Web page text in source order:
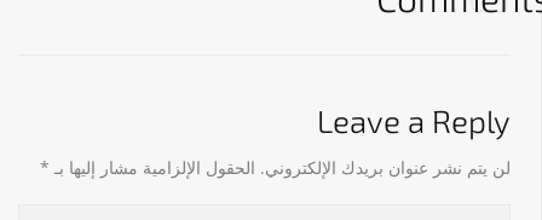
Leave a Reply
لن يتم نشر عنوان بريدك الإلكتروني. الحقول الإلزامية مشار إليها بـ *